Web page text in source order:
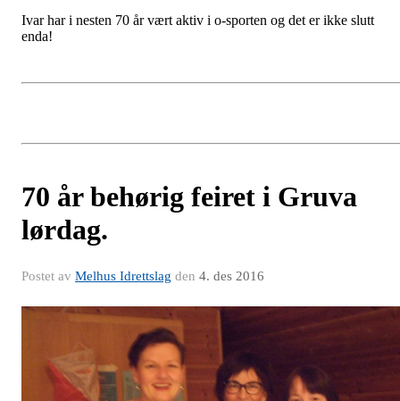
Ivar har i nesten 70 år vært aktiv i o-sporten og det er ikke slutt
enda!
70 år behørig feiret i Gruva
lørdag.
Postet av Melhus Idrettslag den 4. des 2016